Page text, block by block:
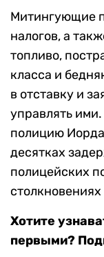
Митингующие
налогов, а
топливо,
класса и
в отставку и
управлять
полицию
десятках
полицейских
Хотите
первыми?